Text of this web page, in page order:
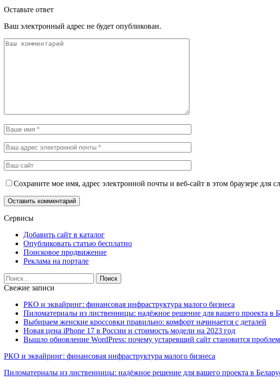
Оставьте ответ
Ваш электронный адрес не будет опубликован.
Сохраните мое имя, адрес электронной почты и веб-сайт в этом браузере для
Сервисы
Добавить сайт в каталог
Опубликовать статью бесплатно
Поисковое продвижение
Реклама на портале
Свежие записи
РКО и эквайринг: финансовая инфраструктура малого бизнеса
Пиломатериалы из лиственницы: надёжное решение для вашего проекта в
Выбираем женские кроссовки правильно: комфорт начинается с деталей
Новая цена iPhone 17 в России и стоимость модели на 2023 год
Вышло обновление WordPress: почему устаревший сайт становится
РКО и эквайринг: финансовая инфраструктура малого бизнеса
Пиломатериалы из лиственницы: надёжное решение для вашего проекта в